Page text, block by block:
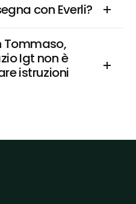
con Everli?
Tommaso,
Igt non è
istruzioni